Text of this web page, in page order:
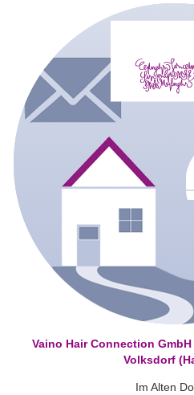
Vaino Hair Connection
Volksdorf
Im Alten